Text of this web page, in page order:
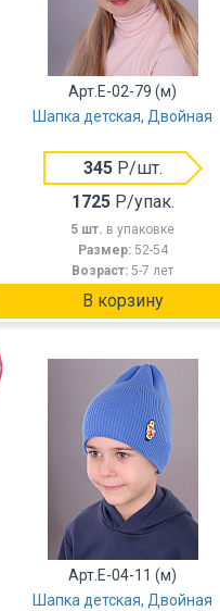
Арт.E-02-79 (м)
Шапка детская, Двойная
345Р/шт.
1725Р/упак.
5 шт. в упаковке
Размер: 52-54
Возраст: 5-7 лет
Арт.E-04-11 (м)
Шапка детская, Двойная